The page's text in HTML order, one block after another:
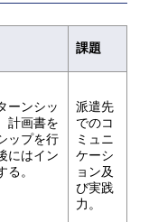
課題
ーンシッ
計画書を
ップを行
にはイン
る。
派遣先
でのコ
ミュニ
ケーシ
ョン及
び実践
力。